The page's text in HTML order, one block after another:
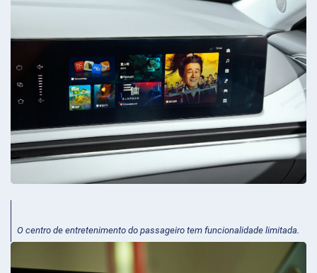
O centro de entretenimento do passageiro tem funcionalidade limitada.